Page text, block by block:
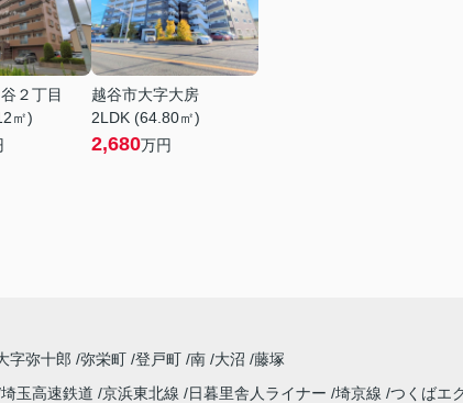
２丁目
㎡)
越谷市大字大房
2LDK (64.80㎡)
2,680万円
字弥十郎 弥栄町 登戸町 南 大沼 藤塚
埼玉高速鉄道 京浜東北線 日暮里舎人ライナー 埼京線 つくばエ